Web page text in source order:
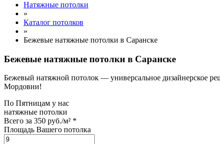
Натяжные потолки
»
Каталог потолков
»
Бежевые натяжные потолки в Саранске
Бежевые натяжные потолки в Саранске
Бежевый натяжной потолок — универсальное дизайнерское
Мордовии!
По Пятницам у нас
натяжные потолки
Всего за 350 руб./м² *
Площадь Вашего потолка